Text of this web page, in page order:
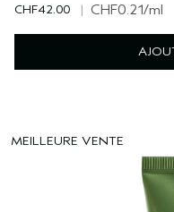
CHF42.00 | CHF0.21/ml
MEILLEURE VENTE